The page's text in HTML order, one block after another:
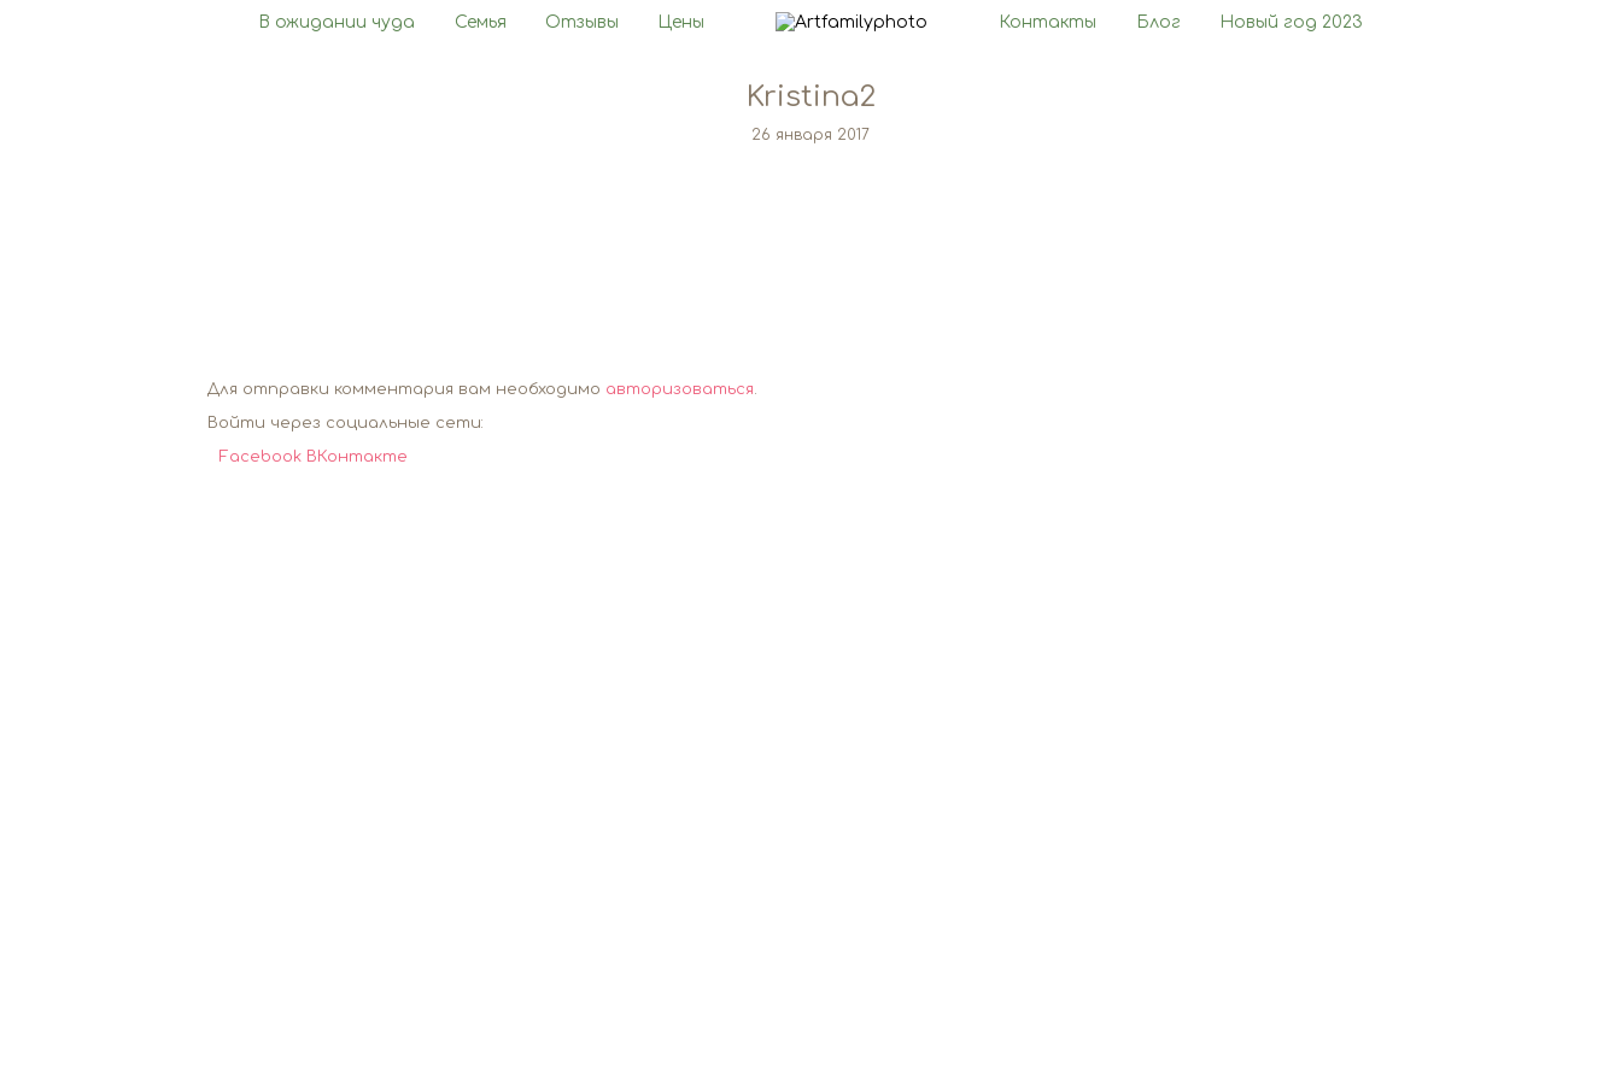
В ожидании чуда Семья Отзывы Цены Контакты Блог Новый год 2023
Kristina2
26 января 2017
Для отправки комментария вам необходимо авторизоваться.
Войти через социальные сети:
Facebook ВКонтакте